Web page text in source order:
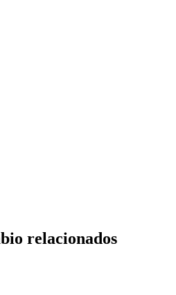
relacionados